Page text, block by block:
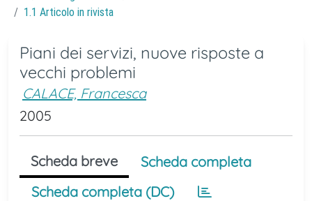
1.1 Articolo in rivista
Piani dei servizi, nuove risposte a
vecchi problemi
CALACE, Francesca
2005
Scheda breve
Scheda completa
Scheda completa (DC)